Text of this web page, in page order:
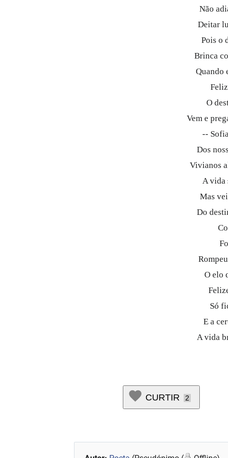
Não
Deitar
Pois o
Brinca
Quando
O
Vem e
--
Dos
Vivianos
A vida
Mas
Do
O elo
Só
E a
A vida
CURTIR 2